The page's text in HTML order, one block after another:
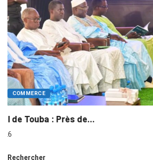
A LA UNE COMMERCE
Grand Magal de Touba : Près de...
Rechercher